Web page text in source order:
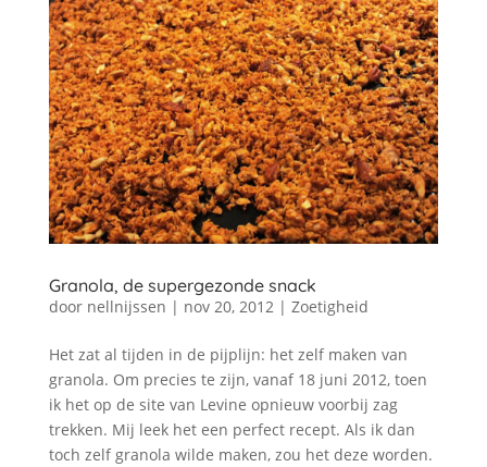
Granola, de supergezonde snack
door nellnijssen | nov 20, 2012 | Zoetigheid
Het zat al tijden in de pijplijn: het zelf maken van
granola. Om precies te zijn, vanaf 18 juni 2012, toen
ik het op de site van Levine opnieuw voorbij zag
trekken. Mij leek het een perfect recept. Als ik dan
toch zelf granola wilde maken, zou het deze worden.